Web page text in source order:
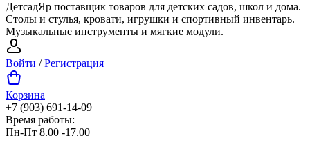
ДетсадЯр поставщик товаров для детских садов, школ и дома.
Столы и стулья, кровати, игрушки и спортивный инвентарь.
Музыкальные инструменты и мягкие модули.
Войти /Регистрация
Корзина
+7 (903) 691-14-09
Время работы:
Пн-Пт 8.00 -17.00